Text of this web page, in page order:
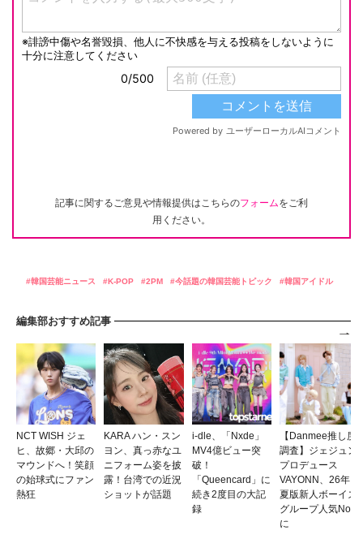
記事に関するご意見や情報提供はこちらのフォームをご利
用ください。
韓国芸能ニュース K-POP 2PM 今話題の韓国芸能トピック 韓国アイドル
編集部おすすめ記事
NCT WISH ジェ
ヒ、故郷・大邱の
マウンドへ！笑顔
の始球式にファン
熱狂
KARA ハン・スン
ヨン、真っ赤なユ
ニフォーム姿を披
露！台湾での近況
ショットが話題
i-dle、「Nxde」
MV4億ビュー突
破！
「Queencard」に
続き2度目の大記
録
【Danmee推し度
調査】ジェジュン
プロデュース
VAYONN、26年
夏版新人ボーイズ
グループ人気No.1
に